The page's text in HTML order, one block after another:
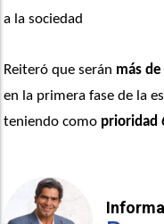
a la sociedad
Reiteró que serán más
en la primera fase de la
teniendo como prioridad